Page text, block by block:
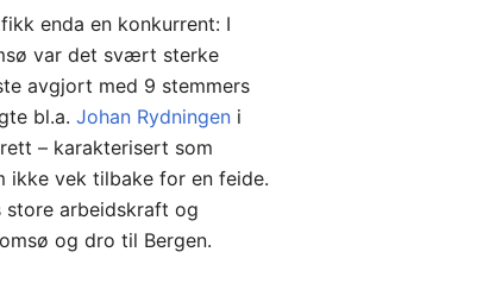
enda en konkurrent: I
var det svært sterke
avgjort med 9 stemmers
bl.a.Johan Rydningen i
– karakterisert som
ikke vek tilbake for en feide.
store arbeidskraft og
og dro til Bergen.